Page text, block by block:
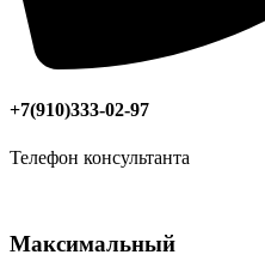
+7(910)333-02-97
Телефон консультанта
Максимальный